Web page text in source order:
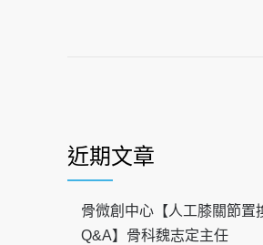
近期文章
骨微創中心【人工膝關節置
Q&A】骨科魏志定主任